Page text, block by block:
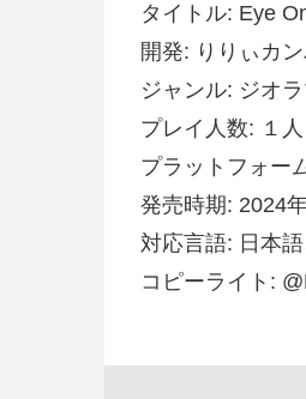
タイトル: Eye
開発: りりぃカ
ジャンル: ジオ
プレイ人数: １人
プラットフォー
発売時期: 2024
対応言語: 日本
コピーライト: